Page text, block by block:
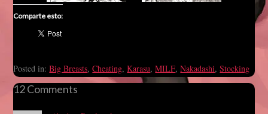
Comparte esto:
Posted in:Big Breasts,Cheating,Karasu,MILF,Nakadashi,Stocking
12 Comments